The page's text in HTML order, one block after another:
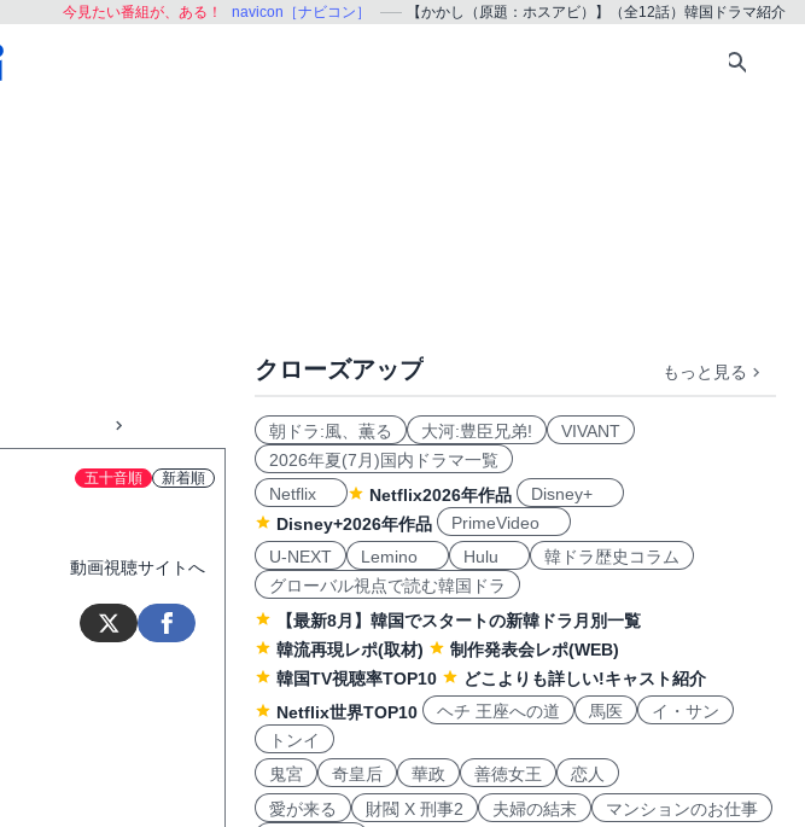
今見たい番組が、ある！ navicon［ナビコン］ 【かかし（原題：ホスアビ）】（全12話）韓国ドラマ紹介
五十音順 新着順
動画視聴サイトへ
クローズアップ もっと見る
朝ドラ:風、薫る 大河:豊臣兄弟!
VIVANT
2026年夏(7月)国内ドラマ一覧
Netflix
Netflix2026年作品
Disney+
Disney+2026年作品
PrimeVideo
U-NEXT
Lemino Hulu
韓ドラ歴史コラム
グローバル視点で読む韓国ドラ
【最新8月】韓国でスタートの新韓ドラ月別一覧
韓流再現レポ(取材)
制作発表会レポ(WEB)
韓国TV視聴率TOP10
どこよりも詳しい!キャスト紹介
Netflix世界TOP10
ヘチ 王座への道 馬医
イ・サン
トンイ
鬼宮
奇皇后 華政 善徳女王
恋人
愛が来る
財閥 X 刑事2 夫婦の結末
マンションのお仕事